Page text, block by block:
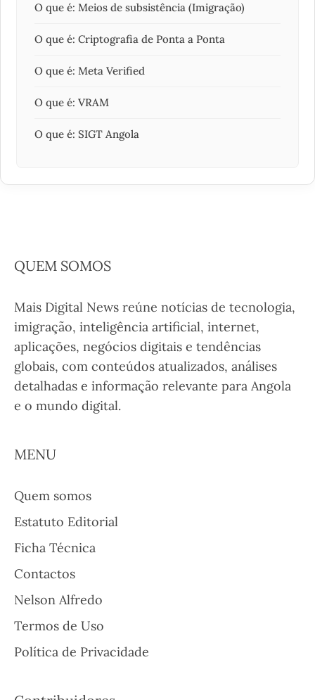
O que é: Meios de subsistência (Imigração)
O que é: Criptografia de Ponta a Ponta
O que é: Meta Verified
O que é: VRAM
O que é: SIGT Angola
QUEM SOMOS
Mais Digital News reúne notícias de tecnologia,
imigração, inteligência artificial, internet,
aplicações, negócios digitais e tendências
globais, com conteúdos atualizados, análises
detalhadas e informação relevante para Angola
e o mundo digital.
MENU
Quem somos
Estatuto Editorial
Ficha Técnica
Contactos
Nelson Alfredo
Termos de Uso
Política de Privacidade